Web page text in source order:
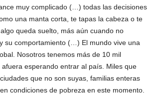
muy complicado (…) todas las decisiones
una manta corta, te tapas la cabeza o te
queda suelto, más aún cuando no
su comportamiento (…) El mundo vive una
Nosotros tenemos más de 10 mil
esperando entrar al país. Miles que
que no son suyas, familias enteras
condiciones de pobreza en este momento.